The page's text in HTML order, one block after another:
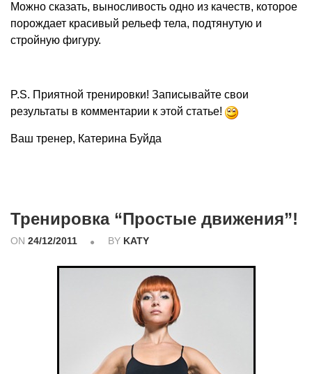
Можно сказать, выносливость одно из качеств, которое
порождает красивый рельеф тела, подтянутую и
стройную фигуру.
P.S. Приятной тренировки! Записывайте свои
результаты в комментарии к этой статье!
Ваш тренер, Катерина Буйда
Тренировка “Простые движения”!
ON 24/12/2011 BY KATY